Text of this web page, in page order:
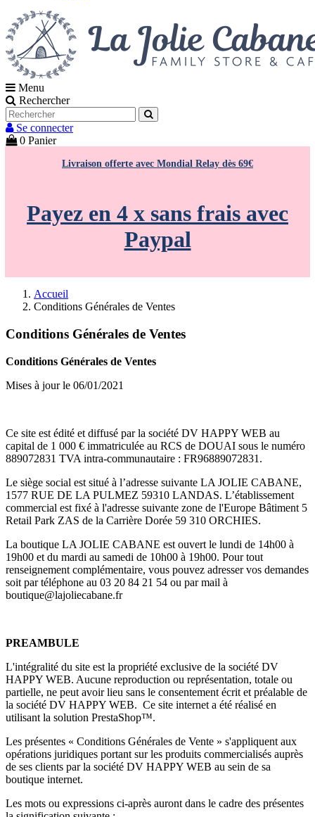
Menu
Rechercher
Se connecter
0 Panier
Livraison offerte avec Mondial Relay dès 69€
Payez en 4 x sans frais avec
Paypal
Accueil
Conditions Générales de Ventes
Conditions Générales de Ventes
Conditions Générales de Ventes
Mises à jour le 06/01/2021
Ce site est édité et diffusé par la société DV HAPPY WEB au
capital de 1 000 € immatriculée au RCS de DOUAI sous le numéro
889072831 TVA intra-communautaire : FR96889072831.
Le siège social est situé à l’adresse suivante LA JOLIE CABANE,
1577 RUE DE LA PULMEZ 59310 LANDAS. L’établissement
commercial est fixé à l'adresse suivante zone de l'Europe Bâtiment 5
Retail Park ZAS de la Carrière Dorée 59 310 ORCHIES.
La boutique LA JOLIE CABANE est ouvert le lundi de 14h00 à
19h00 et du mardi au samedi de 10h00 à 19h00. Pour tout
renseignement complémentaire, vous pouvez adresser vos demandes
soit par téléphone au 03 20 84 21 54 ou par mail à
boutique@lajoliecabane.fr
PREAMBULE
L'intégralité du site est la propriété exclusive de la société DV
HAPPY WEB. Aucune reproduction ou représentation, totale ou
partielle, ne peut avoir lieu sans le consentement écrit et préalable de
la société DV HAPPY WEB. Ce site internet a été réalisé en
utilisant la solution PrestaShop™.
Les présentes « Conditions Générales de Vente » s'appliquent aux
opérations juridiques portant sur les produits commercialisés auprès
de ses clients par la société DV HAPPY WEB au sein de sa
boutique internet.
Les mots ou expressions ci-après auront dans le cadre des présentes